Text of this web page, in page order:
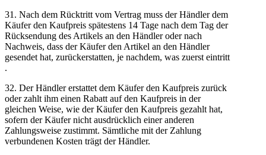
31. Nach dem Rücktritt vom Vertrag muss der Händler dem
Käufer den Kaufpreis spätestens 14 Tage nach dem Tag der
Rücksendung des Artikels an den Händler oder nach
Nachweis, dass der Käufer den Artikel an den Händler
gesendet hat, zurückerstatten, je nachdem, was zuerst eintritt
.
32. Der Händler erstattet dem Käufer den Kaufpreis zurück
oder zahlt ihm einen Rabatt auf den Kaufpreis in der
gleichen Weise, wie der Käufer den Kaufpreis gezahlt hat,
sofern der Käufer nicht ausdrücklich einer anderen
Zahlungsweise zustimmt. Sämtliche mit der Zahlung
verbundenen Kosten trägt der Händler.